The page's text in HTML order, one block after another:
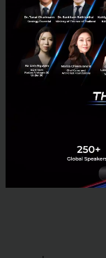
ประสบการณ์ที่ดีใ
ซึ่งเป็นระบบ
ตอนนี้
หวังว่าสักวั